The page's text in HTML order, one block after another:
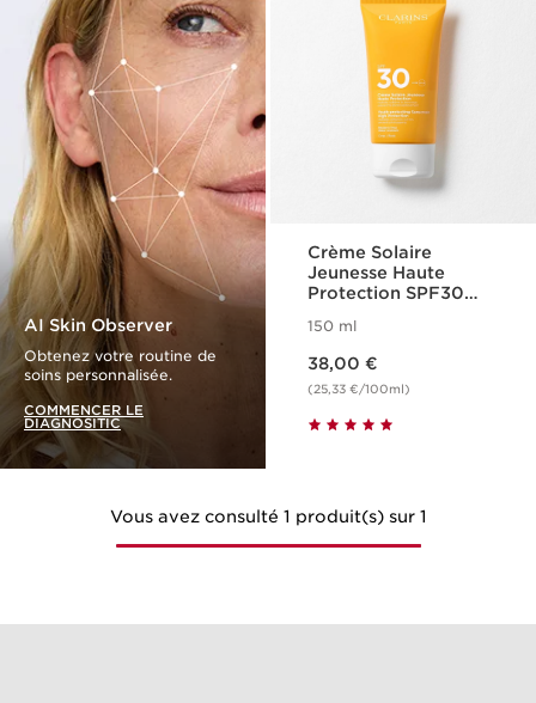
AI Skin Observer
Obtenez votre routine de
soins personnalisée.
COMMENCER LE
DIAGNOSITIC
Crème Solaire
Jeunesse Haute
Protection SPF30
150 ml
38,00 €
(25,33 €/100ml)
Vous avez consulté 1 produit(s) sur 1